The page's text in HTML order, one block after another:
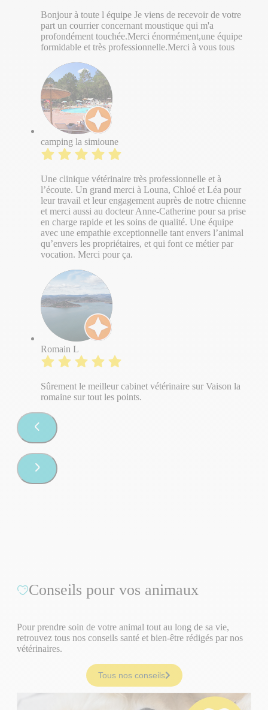
Bonjour à toute l équipe Je viens de recevoir de votre
part un courrier concernant moustique qui m'a
profondément touchée.Merci énormément,une équipe
formidable et très professionnelle.Merci à vous tous
camping la simioune
Une clinique vétérinaire très professionnelle et à
l’écoute. Un grand merci à Louna, Chloé et Léa pour
leur travail et leur engagement auprès de notre chienne
et merci aussi au docteur Anne-Catherine pour sa prise
en charge rapide et les soins de qualité. Une équipe
avec une empathie exceptionnelle tant envers l’animal
qu’envers les propriétaires, et qui font ce métier par
vocation. Merci pour ça.
Romain L
Sûrement le meilleur cabinet vétérinaire sur Vaison la
romaine sur tout les points.
Conseils pour vos animaux
Pour prendre soin de votre animal tout au long de sa vie,
retrouvez tous nos conseils santé et bien-être rédigés par nos
vétérinaires.
Tous nos conseils